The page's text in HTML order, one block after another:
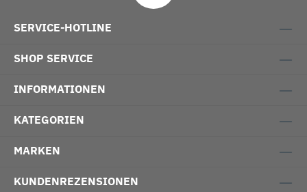
SERVICE-HOTLINE
SHOP SERVICE
INFORMATIONEN
KATEGORIEN
MARKEN
KUNDENREZENSIONEN